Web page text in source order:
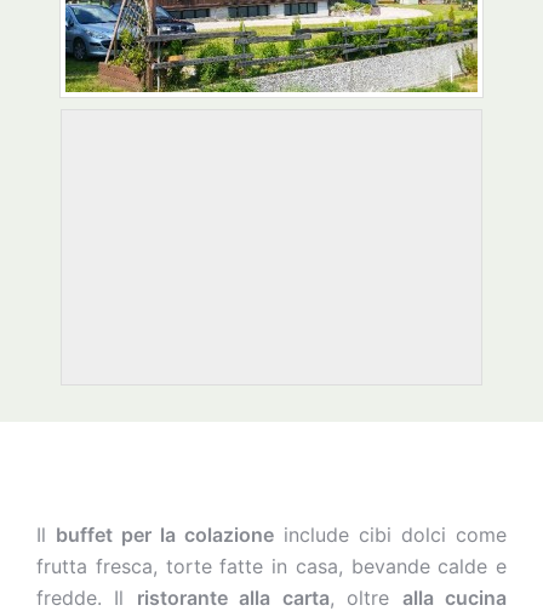
Il buffet per la colazione include cibi dolci come
frutta fresca, torte fatte in casa, bevande calde e
fredde. Il ristorante alla carta, oltre alla cucina